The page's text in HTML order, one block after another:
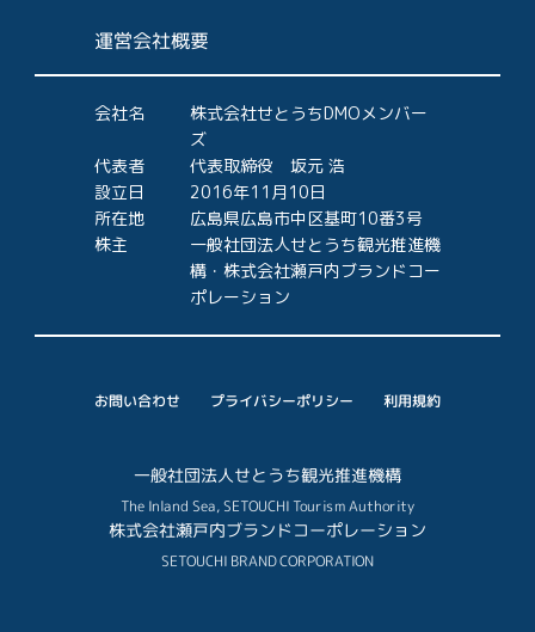
運営会社概要
会社名
株式会社せとうちDMOメンバー
ズ
代表者
代表取締役 坂元 浩
設立日
2016年11月10日
所在地
広島県広島市中区基町10番3号
株主
一般社団法人せとうち観光推進機
構・株式会社瀬戸内ブランドコー
ポレーション
お問い合わせ プライバシーポリシー 利用規約
一般社団法人せとうち観光推進機構
The Inland Sea, SETOUCHI Tourism Authority
株式会社瀬戸内ブランドコーポレーション
SETOUCHI BRAND CORPORATION